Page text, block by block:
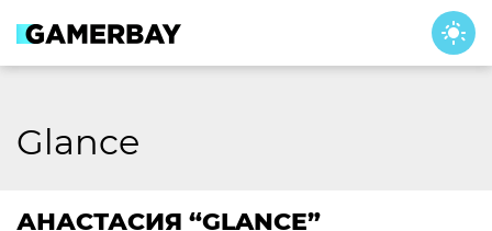
content
Glance
АНАСТАСИЯ “GLANCE”